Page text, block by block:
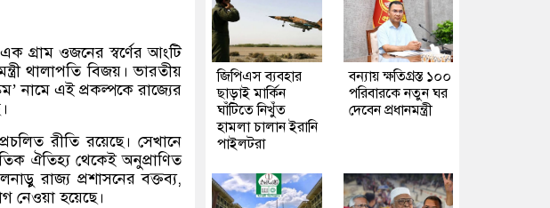
গ্রাম ওজনের স্বর্ণের আংটি
থালাপতি বিজয়। ভারতীয়
’নামে এই প্রকল্পকে রাজ্যের
রীতি রয়েছে। সেখানে
ঐতিহ্য থেকেই অনুপ্রাণিত
রাজ্য প্রশাসনের বক্তব্য,
নেওয়া হয়েছে।
জিপিএস ব্যবহার
ছাড়াই মার্কিন
ঘাঁটিতে নিখুঁত
হামলা চালান ইরানি
পাইলটরা
বন্যায় ক্ষতিগ্রস্ত ১০০
পরিবারকে নতুন ঘর
দেবেন প্রধানমন্ত্রী